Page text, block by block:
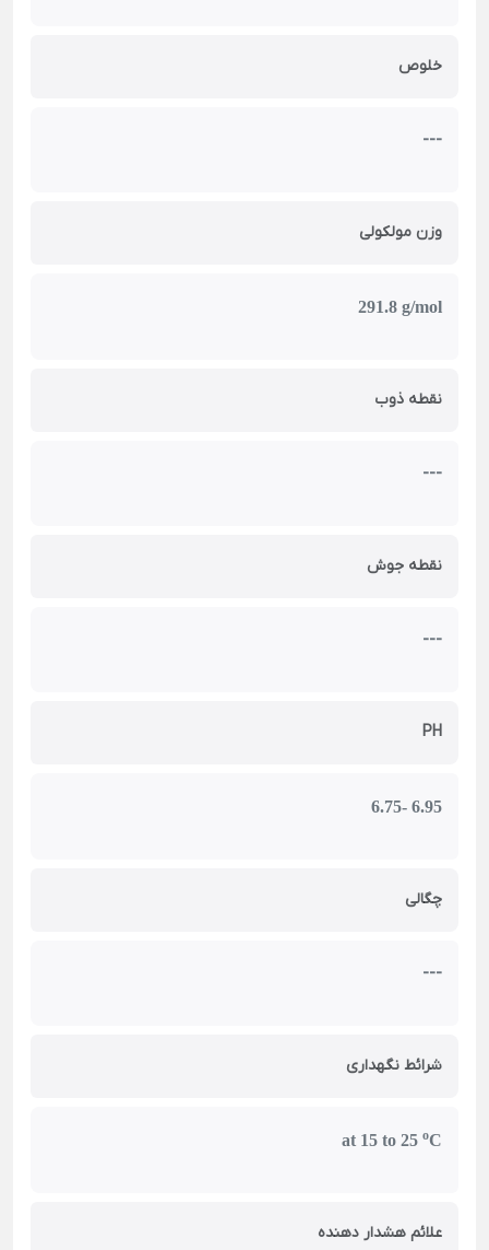
خلوص
---
وزن مولکولی
291.8 g/mol
نقطه ذوب
---
نقطه جوش
---
PH
6.75- 6.95
چگالی
---
شرائط نگهداری
at 15 to 25 oC
علائم هشدار دهنده